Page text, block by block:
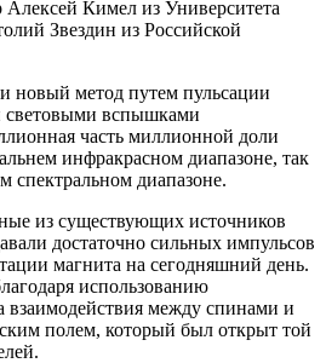
Алексей Кимел из Университета
Звездин из Российской
новый метод путем пульсации
световыми вспышками
часть миллионной доли
инфракрасном диапазоне, так
спектральном диапазоне.
из существующих источников
достаточно сильных импульсов
магнита на сегодняшний день.
использованию
взаимодействия между спинами и
полем, который был открыт той